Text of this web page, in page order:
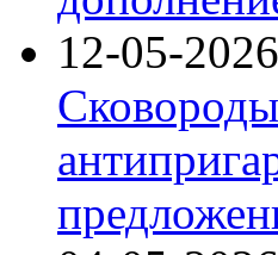
12-05-2026